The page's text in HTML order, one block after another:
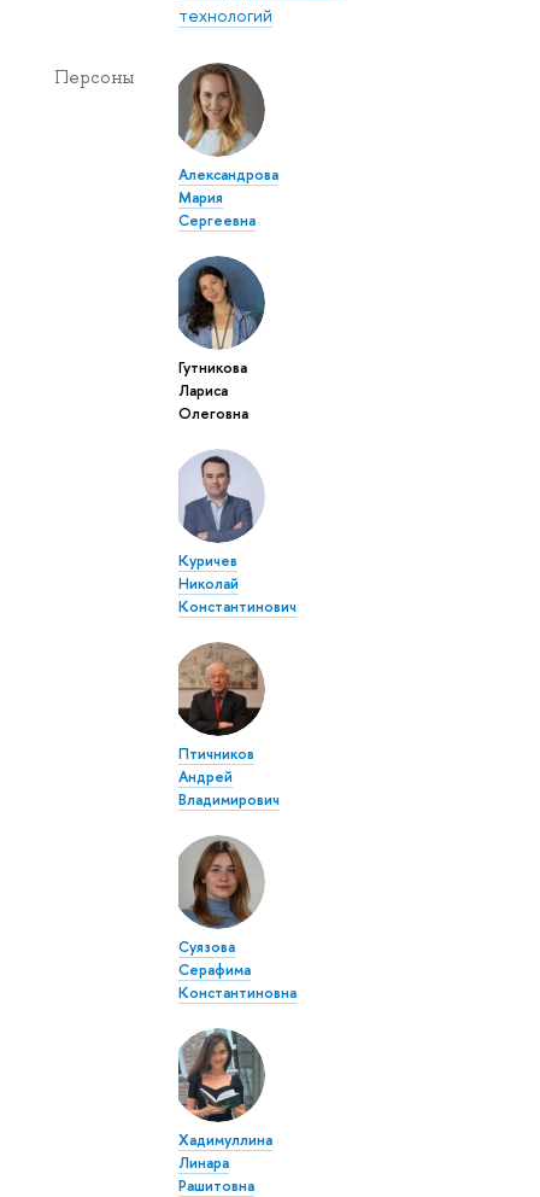
технологий
Персоны
Александрова
Мария
Сергеевна
Гутникова
Лариса
Олеговна
Куричев
Николай
Константинович
Птичников
Андрей
Владимирович
Суязова
Серафима
Константиновна
Хадимуллина
Линара
Рашитовна